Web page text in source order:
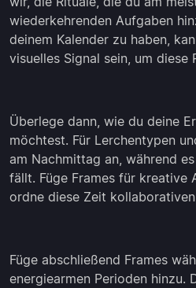
wiederkehrenden Aufgaben
deinem Kalender zu haben,
visuelles Signal sein, um diese
Überlege dann, wie du deine
möchtest. Für Lerchentypen
am Nachmittag an, während
fällt. Füge Frames für kreative
ordne diese Zeit
Füge abschließend Frames
energiearmen Perioden hinzu.